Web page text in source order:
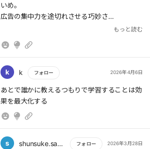
いめ。
広告の集中力を途切れさせる巧妙さ
いという研究結果だ。つまり、「一日が短い」
識的に増やせばよいということになる。
> もし(If):資料作成に飽きて集中が切れたら、
その時(Then):5分だけフォルダ整理やメール分
類などの単純作業に切り替える。
もっと読む
k k フォロー 2026年4月6日
もっと読む
あとで誰かに教えるつもりで学習することは効
果を最大化する
s shunsuke.sakamoto フォロー 2026年3月28日